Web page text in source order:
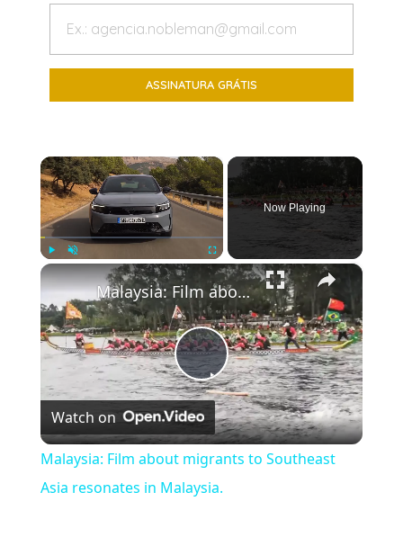
×
Fullscreen
Now Playing
×
Play
Video
Malaysia: Film about migrants to Southeast Asia resonates in Malaysia.
Watch on
Malaysia: Film about migrants to Southeast
Asia resonates in Malaysia.